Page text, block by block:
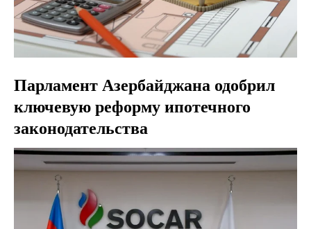
Парламент Азербайджана одобрил
ключевую реформу ипотечного
законодательства